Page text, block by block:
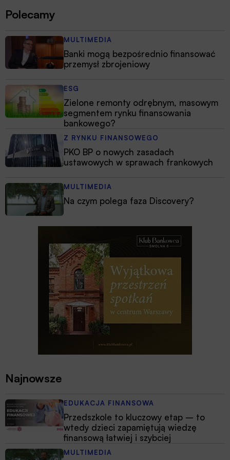
Polecamy
MULTIMEDIA
Banki mogą bezpośrednio finansować
przemysł zbrojeniowy
ESG
Zielone remonty odrębnym, masowym
segmentem rynku finansowania
bankowego?
Z RYNKU FINANSOWEGO
PKO BP o nowych zasadach
ustawowych w sprawach frankowych
MULTIMEDIA
Na czym polega faza Discovery?
Najnowsze
EDUKACJA FINANSOWA
Przedszkole to kluczowy etap – to
wtedy dzieci zapamiętują wiedzę
finansową łatwiej i szybciej
MULTIMEDIA